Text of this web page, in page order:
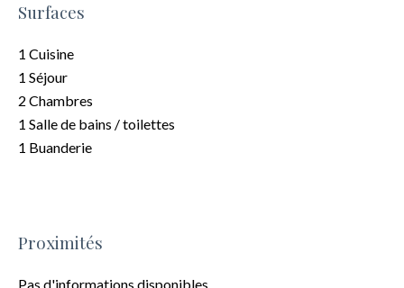
Surfaces
1 Cuisine
1 Séjour
2 Chambres
1 Salle de bains / toilettes
1 Buanderie
Proximités
Pas d'informations disponibles